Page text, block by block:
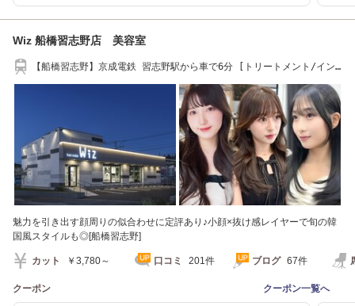
Wiz 船橋習志野店 美容室
【船橋習志野】京成電鉄 習志野駅から車で6分 [トリートメント/イン
魅力を引き出す顔周りの似合わせに定評あり♪小顔×抜け感レイヤーで旬の韓
国風スタイルも◎[船橋習志野]
カット ￥3,780～ 口コミ 201件 ブログ 67件
クーポン クーポン一覧へ